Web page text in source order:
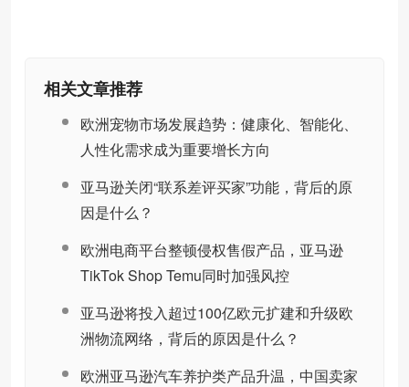
相关文章推荐
欧洲宠物市场发展趋势：健康化、智能化、
人性化需求成为重要增长方向
亚马逊关闭“联系差评买家”功能，背后的原
因是什么？
欧洲电商平台整顿侵权售假产品，亚马逊
TikTok Shop Temu同时加强风控
亚马逊将投入超过100亿欧元扩建和升级欧
洲物流网络，背后的原因是什么？
欧洲亚马逊汽车养护类产品升温，中国卖家